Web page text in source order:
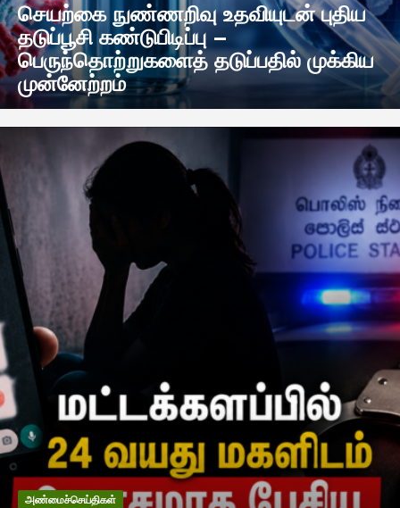
செயற்கை நுண்ணறிவு உதவியுடன் புதிய
தடுப்பூசி கண்டுபிடிப்பு –
பெருந்தொற்றுகளைத் தடுப்பதில் முக்கிய
முன்னேற்றம்
அண்மைச்செய்திகள்